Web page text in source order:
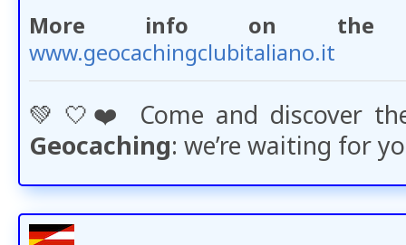
More info on the
www.geocachingclubitaliano.it
💚​🤍​❤️​ Come and discover
Geocaching: we’re waiting for